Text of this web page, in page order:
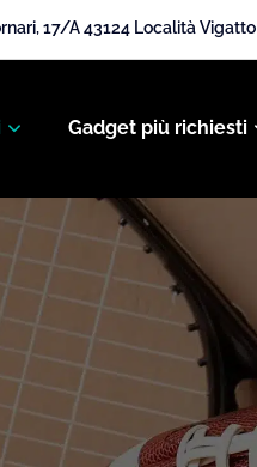
17/A 43124 Località Vigatto
Gadget più richiesti